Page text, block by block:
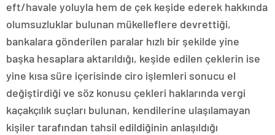
eft/havale yoluyla hem de çek keşide ederek hakkında
olumsuzluklar bulunan mükelleflere devrettiği,
bankalara gönderilen paralar hızlı bir şekilde yine
başka hesaplara aktarıldığı, keşide edilen çeklerin ise
yine kısa süre içerisinde ciro işlemleri sonucu el
değiştirdiği ve söz konusu çekleri haklarında vergi
kaçakçılık suçları bulunan, kendilerine ulaşılamayan
kişiler tarafından tahsil edildiğinin anlaşıldığı